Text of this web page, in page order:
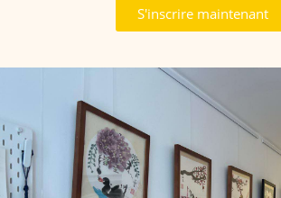
S'inscrire maintenant